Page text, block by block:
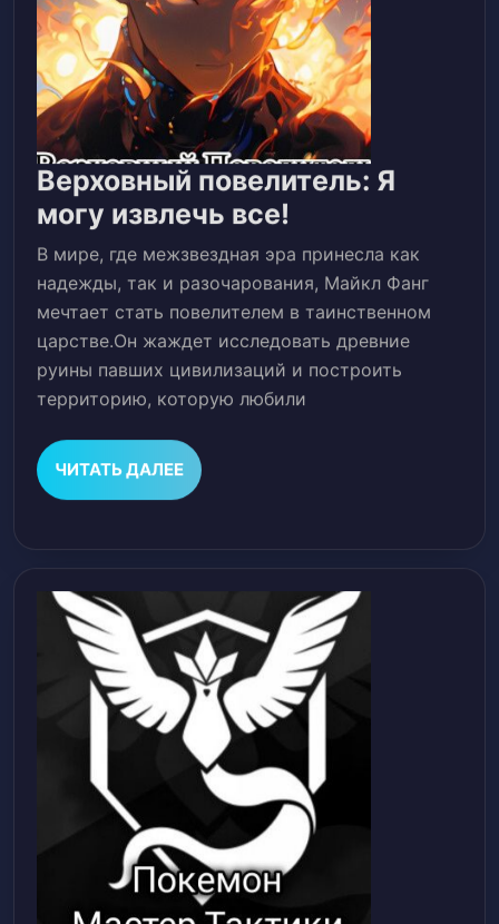
Верховный повелитель: Я
могу извлечь все!
повелитель:
Я
могу
извлечь
все!
В мире, где межзвездная эра принесла как
надежды, так и разочарования, Майкл Фанг
мечтает стать повелителем в таинственном
царстве.Он жаждет исследовать древние
руины павших цивилизаций и построить
территорию, которую любили
ЧИТАТЬ ДАЛЕЕЧИТАТЬ
ДАЛЕЕ